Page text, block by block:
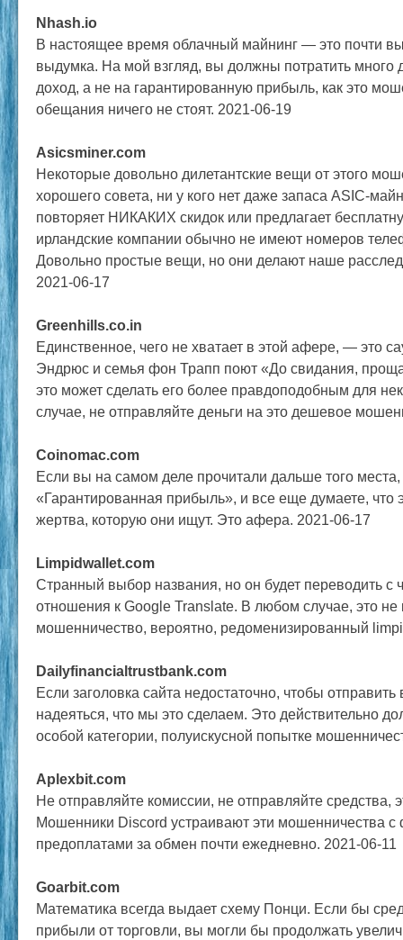
Nhash.io
В настоящее время облачный майнинг — это почти
выдумка. На мой взгляд, вы должны потратить много
доход, а не на гарантированную прибыль, как это
обещания ничего не стоят. 2021-06-19
Asicsminer.com
Некоторые довольно дилетантские вещи от этого
хорошего совета, ни у кого нет даже запаса ASIC-
повторяет НИКАКИХ скидок или предлагает
ирландские компании обычно не имеют номеров
Довольно простые вещи, но они делают наше
2021-06-17
Greenhills.co.in
Единственное, чего не хватает в этой афере, — это
Эндрюс и семья фон Трапп поют «До свидания,
это может сделать его более правдоподобным для
случае, не отправляйте деньги на это дешевое
Coinomac.com
Если вы на самом деле прочитали дальше того места,
«Гарантированная прибыль», и все еще думаете, что
жертва, которую они ищут. Это афера. 2021-06-17
Limpidwallet.com
Странный выбор названия, но он будет переводить с
отношения к Google Translate. В любом случае, это не
мошенничество, вероятно, редоменизированный
Dailyfinancialtrustbank.com
Если заголовка сайта недостаточно, чтобы отправить
надеяться, что мы это сделаем. Это действительно
особой категории, полуискусной попытке
Aplexbit.com
Не отправляйте комиссии, не отправляйте средства,
Мошенники Discord устраивают эти мошенничества
предоплатами за обмен почти ежедневно. 2021-06-11
Goarbit.com
Математика всегда выдает схему Понци. Если бы
прибыли от торговли, вы могли бы продолжать